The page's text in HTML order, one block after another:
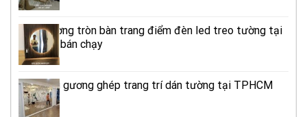
Mẫu Gương tròn bàn trang điểm đèn led treo tường tại
TPHCM bán chạy
Thi công gương ghép trang trí dán tường tại TPHCM
giá rẻ